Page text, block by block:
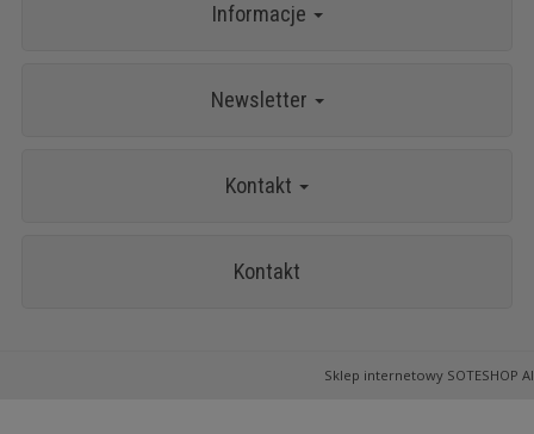
Informacje
Newsletter
Kontakt
Kontakt
Sklep internetowy SOTESHOP AI